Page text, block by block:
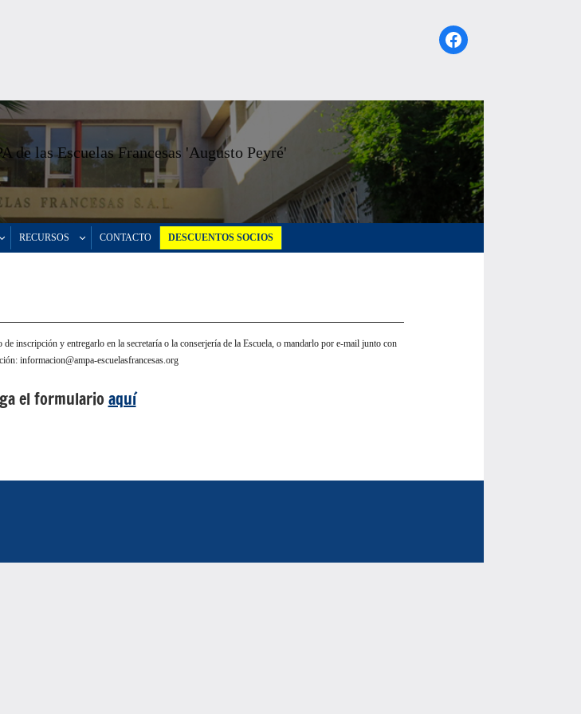
Facebook
de las Escuelas Francesas 'Augusto Peyré'
RECURSOS CONTACTO DESCUENTOS SOCIOS
inscripción y entregarlo en la secretaría o la conserjería de la Escuela, o mandarlo por e-mail junto con
informacion@ampa-escuelasfrancesas.org
el formulario aquí